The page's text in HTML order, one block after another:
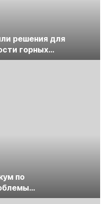
решения для
горных
по
экспертизы